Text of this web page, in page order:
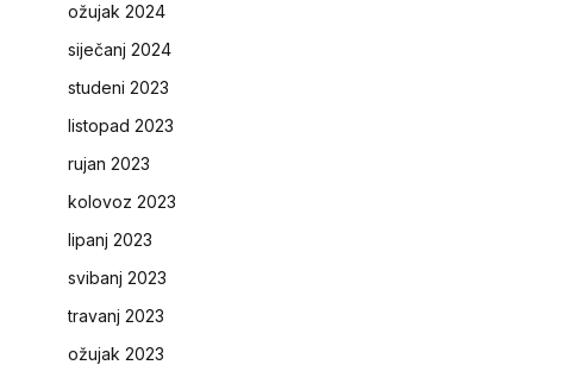
ožujak 2024
siječanj 2024
studeni 2023
listopad 2023
rujan 2023
kolovoz 2023
lipanj 2023
svibanj 2023
travanj 2023
ožujak 2023